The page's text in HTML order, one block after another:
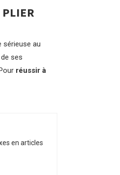
sérieuse au
ses
réussir à
en articles